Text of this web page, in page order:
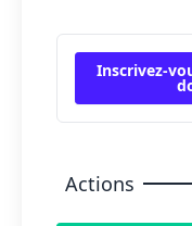
Inscrivez-
Actions